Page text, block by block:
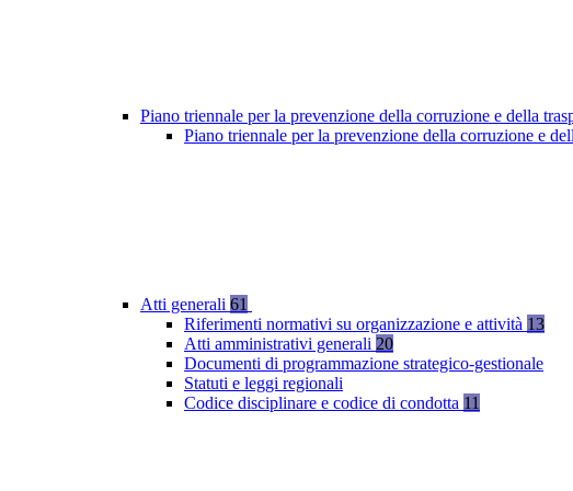
Piano triennale per la prevenzione della corruzione e della
Piano triennale per la prevenzione della corruzione e
Atti generali 61
Riferimenti normativi su organizzazione e attività 13
Atti amministrativi generali 20
Documenti di programmazione strategico-gestionale
Statuti e leggi regionali
Codice disciplinare e codice di condotta 11